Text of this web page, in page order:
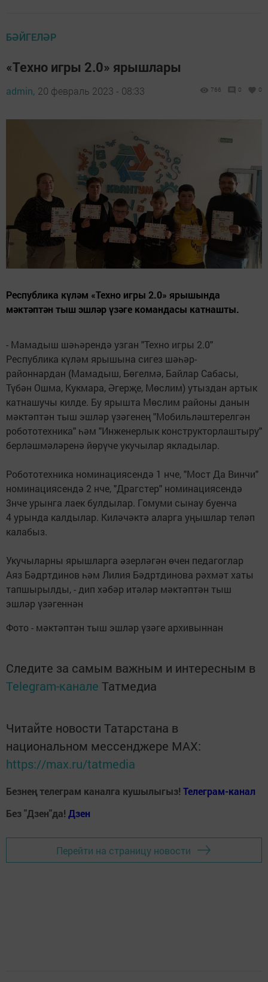
БӘЙГЕЛӘР
«Техно игры 2.0» ярышлары
admin, 20 февраль 2023 - 08:33 766 0 0
Республика күләм «Техно игры 2.0» ярышында
мәктәптән тыш эшләр үзәге командасы катнашты.
- Мамадыш шәһәрендә узган "Техно игры 2.0"
Республика күләм ярышына сигез шәһәр-
районнардан (Мамадыш, Бөгелмә, Байлар Сабасы,
Түбән Ошма, Кукмара, Әгерҗе, Мөслим) утыздан артык
катнашучы килде. Бу ярышта Мөслим районы данын
мәктәптән тыш эшләр үзәгенең "Мобильләштерелгән
робототехника" һәм "Инженерлык конструкторлаштыру"
берләшмәләренә йөрүче укучылар якладылар.
Робототехника номинациясендә 1 нче, "Мост Да Винчи"
номинациясендә 2 нче, "Драгстер" номинациясендә
3нче урынга лаек булдылар. Гомуми сынау буенча
4 урында калдылар. Киләчәктә аларга уңышлар теләп
калабыз.
Укучыларны ярышларга әзерләгән өчен педагоглар
Аяз Бәдртдинов һәм Лилия Бәдртдинова рәхмәт хаты
тапшырылды, - дип хәбәр итәләр мәктәптән тыш
эшләр үзәгеннән
Фото - мәктәптән тыш эшләр үзәге архивыннан
Следите за самым важным и интересным в
Telegram-канале Татмедиа
Читайте новости Татарстана в
национальном мессенджере MАХ:
https://max.ru/tatmedia
Безнең телеграм каналга кушылыгыз! Телеграм-канал
Без "Дзен"да! Дзен
Перейти на страницу новости